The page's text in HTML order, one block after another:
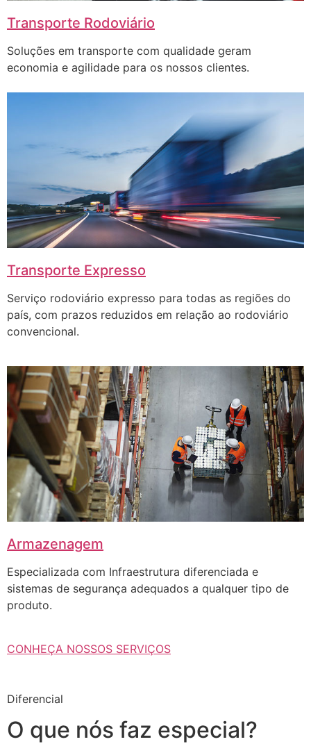
Transporte Rodoviário
Soluções em transporte com qualidade geram
economia e agilidade para os nossos clientes.
Transporte Expresso
Serviço rodoviário expresso para todas as regiões do
país, com prazos reduzidos em relação ao rodoviário
convencional.
Armazenagem
Especializada com Infraestrutura diferenciada e
sistemas de segurança adequados a qualquer tipo de
produto.
CONHEÇA NOSSOS SERVIÇOS
Diferencial
O que nós faz especial?